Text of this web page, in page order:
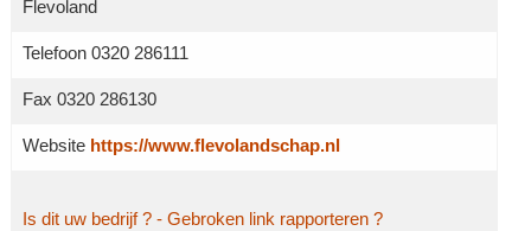
Flevoland
Telefoon 0320 286111
Fax 0320 286130
Website https://www.flevolandschap.nl
Is dit uw bedrijf ? - Gebroken link rapporteren ?